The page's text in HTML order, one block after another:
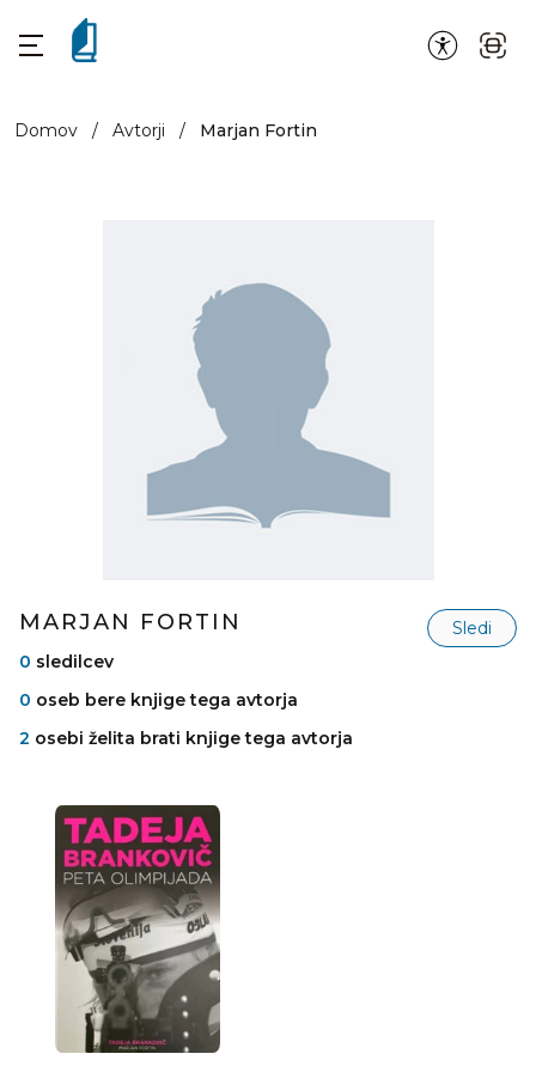
Domov / Avtorji / Marjan Fortin
MARJAN FORTIN
Sledi
0 sledilcev
0 oseb bere knjige tega avtorja
2 osebi želita brati knjige tega avtorja